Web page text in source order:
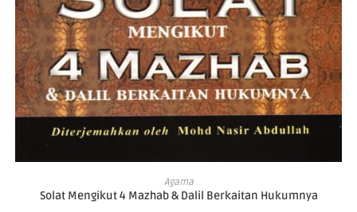
ADD TO BASKET
Agama
Solat Mengikut 4 Mazhab & Dalil Berkaitan Hukumnya